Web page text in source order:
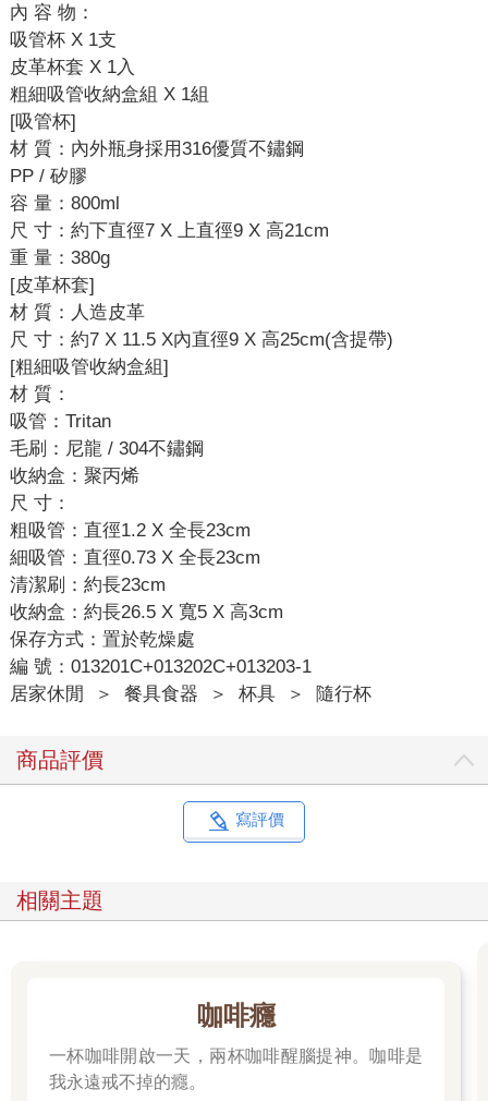
內 容 物：
吸管杯 X 1支
皮革杯套 X 1入
粗細吸管收納盒組 X 1組
[吸管杯]
材 質：內外瓶身採用316優質不鏽鋼
PP / 矽膠
容 量：800ml
尺 寸：約下直徑7 X 上直徑9 X 高21cm
重 量：380g
[皮革杯套]
材 質：人造皮革
尺 寸：約7 X 11.5 X內直徑9 X 高25cm(含提帶)
[粗細吸管收納盒組]
材 質：
吸管：Tritan
毛刷：尼龍 / 304不鏽鋼
收納盒：聚丙烯
尺 寸：
粗吸管：直徑1.2 X 全長23cm
細吸管：直徑0.73 X 全長23cm
清潔刷：約長23cm
收納盒：約長26.5 X 寬5 X 高3cm
保存方式：置於乾燥處
編 號：013201C+013202C+013203-1
居家休閒
＞ 餐具食器 ＞ 杯具 ＞ 隨行杯
商品評價
寫評價
相關主題
咖啡癮
一杯咖啡開啟一天，兩杯咖啡醒腦提神。咖啡是
我永遠戒不掉的癮。